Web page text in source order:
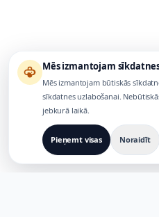
Mēs izmantojam
Mēs izmantojam būtiskās
sīkdatnes uzlabošanai.
jebkurā laikā.
Pieņemt visas Noraidīt